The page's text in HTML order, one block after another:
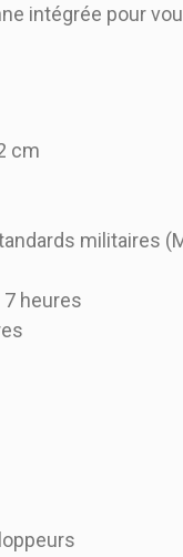
intégrée pour
cm
militaires
heures